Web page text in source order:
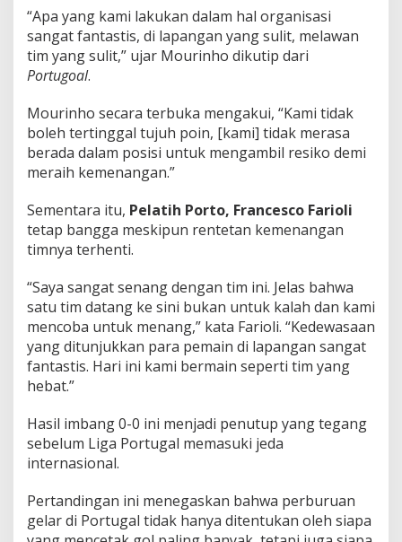
“Apa yang kami lakukan dalam hal organisasi
sangat fantastis, di lapangan yang sulit, melawan
tim yang sulit,” ujar Mourinho dikutip dari
Portugoal.
Mourinho secara terbuka mengakui, “Kami tidak
boleh tertinggal tujuh poin, [kami] tidak merasa
berada dalam posisi untuk mengambil resiko demi
meraih kemenangan.”
Sementara itu, Pelatih Porto, Francesco Farioli
tetap bangga meskipun rentetan kemenangan
timnya terhenti.
“Saya sangat senang dengan tim ini. Jelas bahwa
satu tim datang ke sini bukan untuk kalah dan kami
mencoba untuk menang,” kata Farioli. “Kedewasaan
yang ditunjukkan para pemain di lapangan sangat
fantastis. Hari ini kami bermain seperti tim yang
hebat.”
Hasil imbang 0-0 ini menjadi penutup yang tegang
sebelum Liga Portugal memasuki jeda
internasional.
Pertandingan ini menegaskan bahwa perburuan
gelar di Portugal tidak hanya ditentukan oleh siapa